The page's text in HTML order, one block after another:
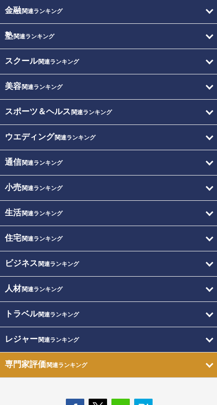
金融関連ランキング
塾関連ランキング
スクール関連ランキング
美容関連ランキング
スポーツ＆ヘルス 関連ランキング
ウエディング関連ランキング
通信関連ランキング
小売関連ランキング
生活関連ランキング
住宅関連ランキング
ビジネス 関連ランキング
人材関連ランキング
トラベル関連ランキング
レジャー関連ランキング
専門家評価関連ランキング